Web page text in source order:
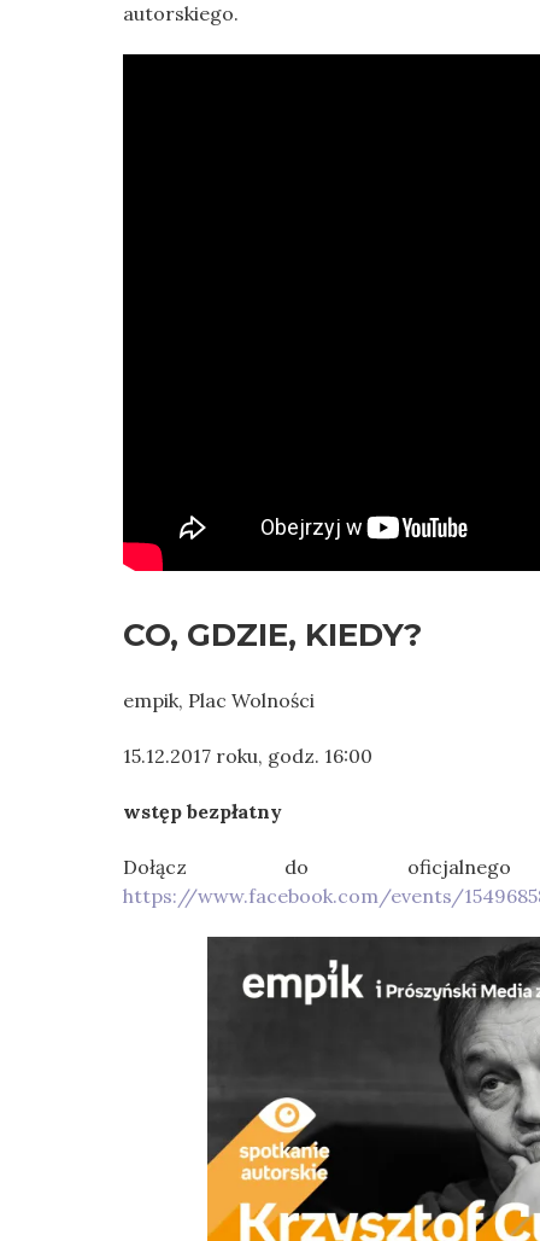
autorskiego.
CO, GDZIE, KIEDY?
empik, Plac Wolności
15.12.2017 roku, godz. 16:00
wstęp bezpłatny
Dołącz do
https://www.facebook.com/events/